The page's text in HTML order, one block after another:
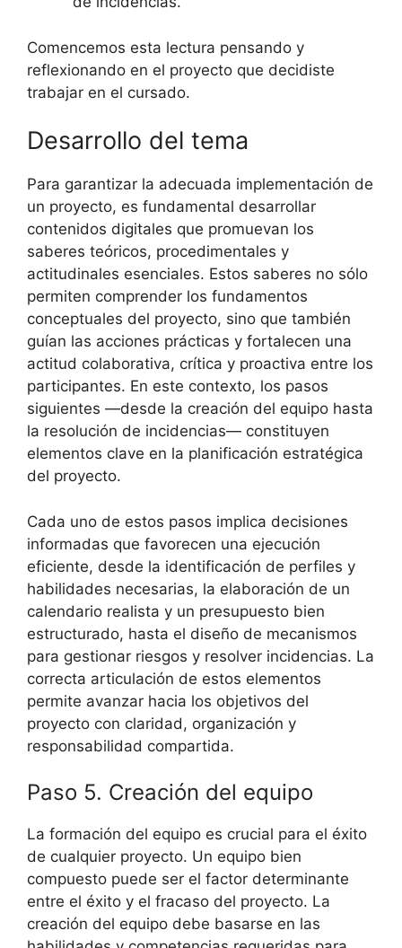
Comencemos esta lectura pensando y
reflexionando en el proyecto que decidiste
trabajar en el cursado.
Desarrollo del tema
Para garantizar la adecuada implementación de
un proyecto, es fundamental desarrollar
contenidos digitales que promuevan los
saberes teóricos, procedimentales y
actitudinales esenciales. Estos saberes no sólo
permiten comprender los fundamentos
conceptuales del proyecto, sino que también
guían las acciones prácticas y fortalecen una
actitud colaborativa, crítica y proactiva entre los
participantes. En este contexto, los pasos
siguientes —desde la creación del equipo hasta
la resolución de incidencias— constituyen
elementos clave en la planificación estratégica
del proyecto.
Cada uno de estos pasos implica decisiones
informadas que favorecen una ejecución
eficiente, desde la identificación de perfiles y
habilidades necesarias, la elaboración de un
calendario realista y un presupuesto bien
estructurado, hasta el diseño de mecanismos
para gestionar riesgos y resolver incidencias. La
correcta articulación de estos elementos
permite avanzar hacia los objetivos del
proyecto con claridad, organización y
responsabilidad compartida.
Paso 5. Creación del equipo
La formación del equipo es crucial para el éxito
de cualquier proyecto. Un equipo bien
compuesto puede ser el factor determinante
entre el éxito y el fracaso del proyecto. La
creación del equipo debe basarse en las